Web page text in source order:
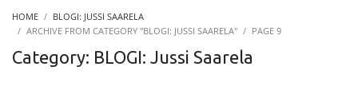
HOME
BLOGI: JUSSI SAARELA
ARCHIVE FROM CATEGORY "BLOGI: JUSSI SAARELA"
PAGE 9
Category: BLOGI: Jussi Saarela